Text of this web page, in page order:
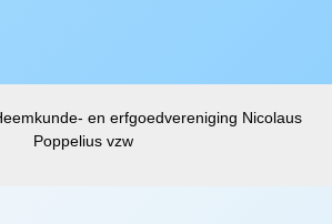
en erfgoedvereniging Nicolaus
Poppelius vzw